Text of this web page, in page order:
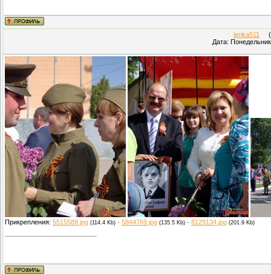
lenka511
Дата:
Прикрепления: 5515589.jpg (114.4 Kb) · 5844769.jpg (135.5 Kb) · 8129134.jpg (201.9 Kb)